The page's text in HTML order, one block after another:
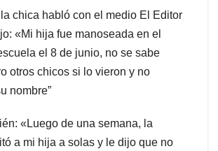
chica habló con el medio El Editor
«Mi hija fue manoseada en el
el 8 de junio, no se sabe
otros chicos si lo vieron y no
nombre”
«Luego de una semana, la
a mi hija a solas y le dijo que no